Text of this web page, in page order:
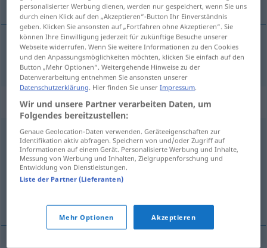
svjestan bewusst
„bewusst“: Adverb
bewusstadv
Übersicht aller Übersetzungen
(Für mehr Details die Übersetzung anklicken/antippen)
personalisierter Werbung dienen, werden nur gespeichert, wenn Sie uns
durch einen Klick auf den „Akzeptieren“-Button Ihr Einverständnis
geben. Klicken Sie ansonsten auf „Fortfahren ohne Akzeptieren“. Sie
können Ihre Einwilligung jederzeit für zukünftige Besuche unserer
Webseite widerrufen. Wenn Sie weitere Informationen zu den Cookies
und den Anpassungsmöglichkeiten möchten, klicken Sie einfach auf den
Button „Mehr Optionen“. Weitergehende Hinweise zu der
Datenverarbeitung entnehmen Sie ansonsten unserer
Datenschutzerklärung. Hier finden Sie unserImpressum.
Wir und unsere Partner verarbeiten Daten, um
Folgendes bereitzustellen:
Genaue Geolocation-Daten verwenden. Geräteeigenschaften zur
Identifikation aktiv abfragen. Speichern von und/oder Zugriff auf
Informationen auf einem Gerät. Personalisierte Werbung und Inhalte,
Messung von Werbung und Inhalten, Zielgruppenforschung und
Entwicklung von Dienstleistungen.
Liste der Partner (Lieferanten)
Mehr Optionen Akzeptieren